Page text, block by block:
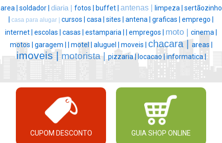
area | soldador | diaria | fotos | buffet | antenas | limpeza | sertãozinho
| casa para alugar | cursos | casa | sites | antena | graficas | emprego |
internet | escolas | casas | estamparia | | empregos | moto | cinema |
motos | garagem | | motel | aluguel | moveis | chacara | areas |
imoveis | motorista | pizzaria | locacao |informatica |
CUPOM DESCONTO GUIA SHOP ONLINE